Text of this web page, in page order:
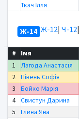
Ткач Ілля
Ж-14 Ж-12| Ч-12|
# Імя
1
Лагода Анастасія
2
Півень Софія
3
Бойко Марія
4
Свистун Дарина
5
Глина Яна